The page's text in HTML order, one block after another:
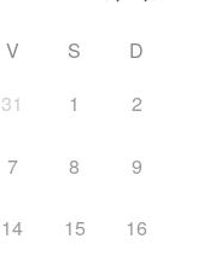
V S
D
31 1 2
7 8 9
14 15 16